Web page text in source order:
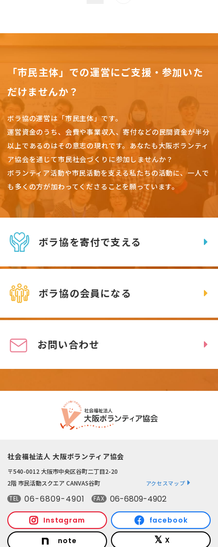
「市民主体」での運営にご支援・参加いた
だけませんか？
ボラ協の運営は「市民主体」です。
運営資金のうち、会費や事業収入、寄付などの民間資金が半分
以上であるのはその意志の現れです。 あなたも大阪ボランティ
ア協会を通じて市民社会づくりに参加しませんか？
ボランティア活動や市民活動を支える私たちの活動に、一人で
も多くの方が加わってくださることを願っています。
ボラ協を寄付で支える
ボラ協の会員になる
お問い合わせ
社会福祉法人 大阪ボランティア協会
〒540-0012 大阪市中央区谷町二丁目2-20
2階 市民活動スクエア CANVAS谷町
アクセスマップ
TEL 06-6809-4901 FAX 06-6809-4902
Instagram facebook
note X